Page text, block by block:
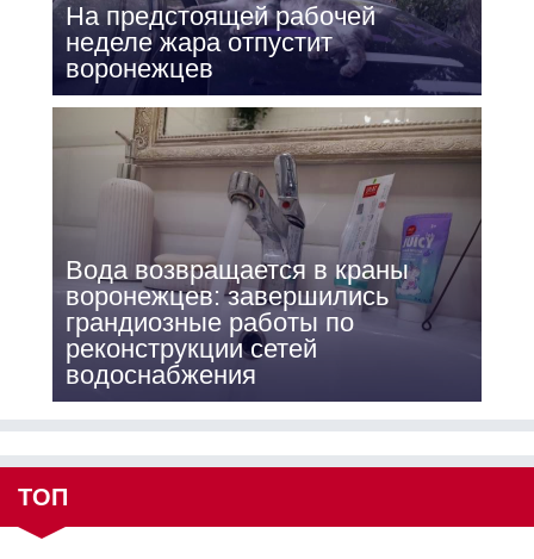
На предстоящей рабочей
неделе жара отпустит
воронежцев
Вода возвращается в краны
воронежцев: завершились
грандиозные работы по
реконструкции сетей
водоснабжения
ТОП